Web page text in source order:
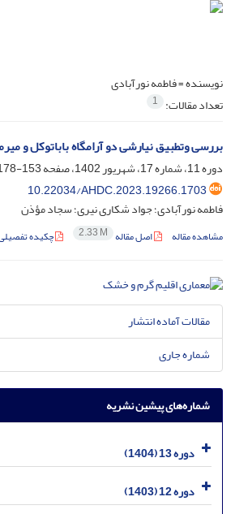
نویسنده =فاطمه نورآبادی
تعداد مقالات: 1
بررسی وتطبیق نیارشی دو آرامگاه باباتوکل و
دوره 11، شماره 17، شهریور 1402، صفحه
153-178
10.22034/AHDC.2023.19266.1703
فاطمه نورآبادی؛ جواد شکاری نیری؛ سجاد مؤذن
مشاهده مقاله اصل مقاله 2.33 M چکیده
مقالات آماده انتشار
شماره جاری
شماره‌های پیشین نشریه
دوره 13 (1404)
دوره 12 (1403)